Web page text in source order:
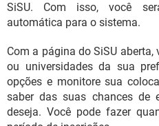
SiSU. Com isso, você
automática para o sistema.
Com a página do SiSU
ou universidades da sua
opções e monitore sua
saber das suas chances de
deseja. Você pode fazer